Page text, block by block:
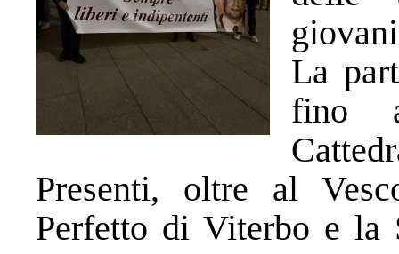
La
fino
Presenti, oltre al
Perfetto di Viterbo e la